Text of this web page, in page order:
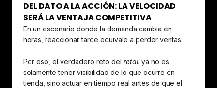
DEL DATO A LA ACCIÓN: LA VELOCIDAD
SERÁ LA VENTAJA COMPETITIVA
En un escenario donde la demanda cambia en
horas, reaccionar tarde equivale a perder ventas.
Por eso, el verdadero reto del retailya no es
solamente tener visibilidad de lo que ocurre en
tienda, sino actuar en tiempo real antes de que el